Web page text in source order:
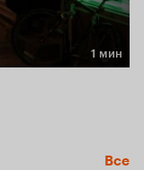
1 мин
Все